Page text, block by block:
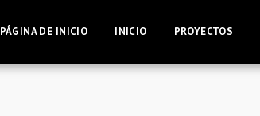
PÁGINA DE INICIO INICIO PROYECTOS